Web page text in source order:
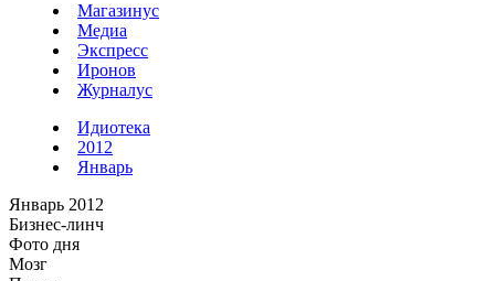
Магазинус
Медиа
Экспресс
Иронов
Журналус
Идиотека
2012
Январь
Январь 2012
Бизнес-линч
Фото дня
Мозг